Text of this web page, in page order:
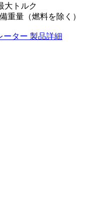
大トルク
重量（燃料を除く）
ーター 製品詳細